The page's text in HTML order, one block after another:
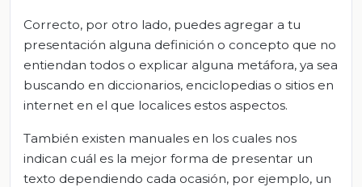
Correcto, por otro lado, puedes agregar a tu
presentación alguna definición o concepto que no
entiendan todos o explicar alguna metáfora, ya sea
buscando en diccionarios, enciclopedias o sitios en
internet en el que localices estos aspectos.
También existen manuales en los cuales nos
indican cuál es la mejor forma de presentar un
texto dependiendo cada ocasión, por ejemplo, un